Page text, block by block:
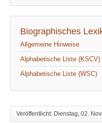
Biographisches
Allgemeine Hinweise
Alphabetische Liste (KSCV)
Alphabetische Liste (WSC)
Veröffentlicht: Dienstag, 02.